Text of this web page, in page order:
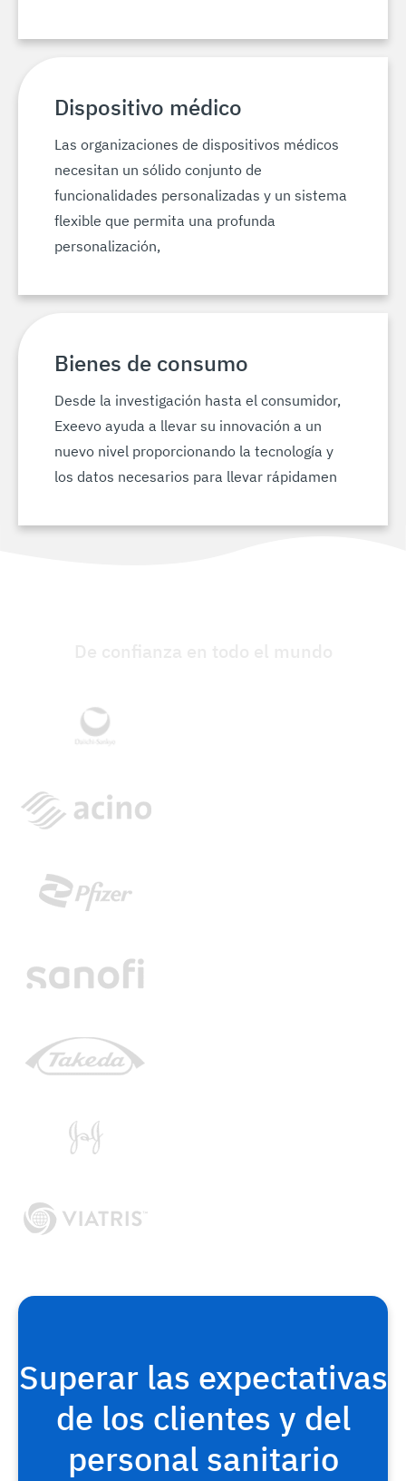
Dispositivo médico
Las organizaciones de dispositivos médicos
necesitan un sólido conjunto de
funcionalidades personalizadas y un sistema
flexible que permita una profunda
personalización,
Bienes de consumo
Desde la investigación hasta el consumidor,
Exeevo ayuda a llevar su innovación a un
nuevo nivel proporcionando la tecnología y
los datos necesarios para llevar rápidamen
Superar las expectativas
de los clientes y del
personal sanitario
Ofrezca experiencias
omnicanal sin fisuras